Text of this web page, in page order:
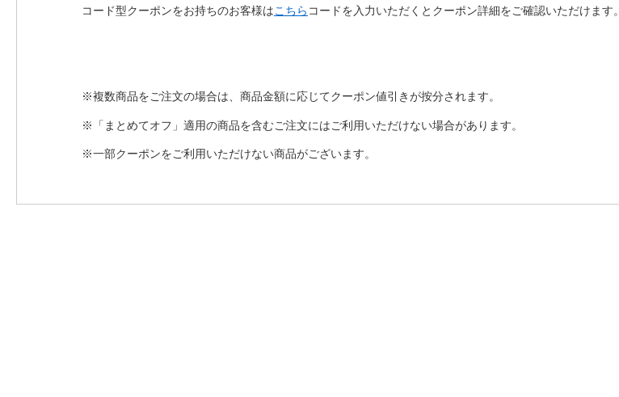
コード型クーポンをお持ちのお客様はこちら コードを入力いただくとクーポン詳細をご確認いただけます。
※複数商品をご注文の場合は、商品金額に応じてクーポン値引きが按分されます。
※「まとめてオフ」適用の商品を含むご注文にはご利用いただけない場合があります。
※一部クーポンをご利用いただけない商品がございます。